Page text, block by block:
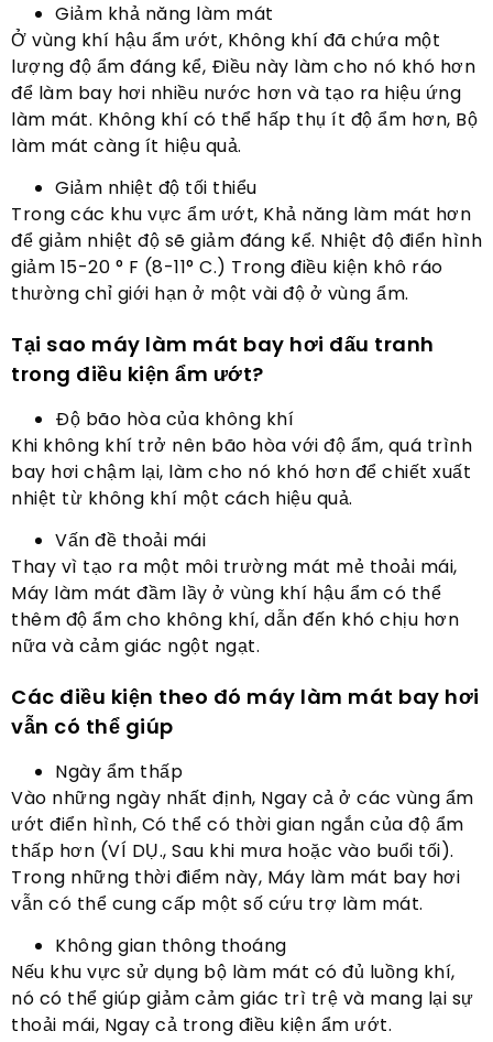
Giảm khả năng làm mát
Ở vùng khí hậu ẩm ướt, Không khí đã chứa một
lượng độ ẩm đáng kể, Điều này làm cho nó khó hơn
để làm bay hơi nhiều nước hơn và tạo ra hiệu ứng
làm mát. Không khí có thể hấp thụ ít độ ẩm hơn, Bộ
làm mát càng ít hiệu quả.
Giảm nhiệt độ tối thiểu
Trong các khu vực ẩm ướt, Khả năng làm mát hơn
để giảm nhiệt độ sẽ giảm đáng kể. Nhiệt độ điển hình
giảm 15-20 ° F (8-11° C.) Trong điều kiện khô ráo
thường chỉ giới hạn ở một vài độ ở vùng ẩm.
Tại sao máy làm mát bay hơi đấu tranh
trong điều kiện ẩm ướt?
Độ bão hòa của không khí
Khi không khí trở nên bão hòa với độ ẩm, quá trình
bay hơi chậm lại, làm cho nó khó hơn để chiết xuất
nhiệt từ không khí một cách hiệu quả.
Vấn đề thoải mái
Thay vì tạo ra một môi trường mát mẻ thoải mái,
Máy làm mát đầm lầy ở vùng khí hậu ẩm có thể
thêm độ ẩm cho không khí, dẫn đến khó chịu hơn
nữa và cảm giác ngột ngạt.
Các điều kiện theo đó máy làm mát bay hơi
vẫn có thể giúp
Ngày ẩm thấp
Vào những ngày nhất định, Ngay cả ở các vùng ẩm
ướt điển hình, Có thể có thời gian ngắn của độ ẩm
thấp hơn (VÍ DỤ., Sau khi mưa hoặc vào buổi tối).
Trong những thời điểm này, Máy làm mát bay hơi
vẫn có thể cung cấp một số cứu trợ làm mát.
Không gian thông thoáng
Nếu khu vực sử dụng bộ làm mát có đủ luồng khí,
nó có thể giúp giảm cảm giác trì trệ và mang lại sự
thoải mái, Ngay cả trong điều kiện ẩm ướt.